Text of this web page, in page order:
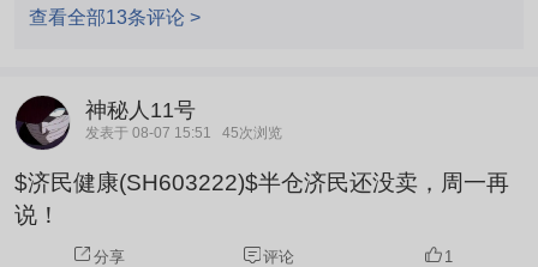
查看全部13条评论 >
神秘人11号
发表于 08-07 15:51 45次浏览
$济民健康(SH603222)$半仓济民还没卖，周一再
说！
分享 评论 1